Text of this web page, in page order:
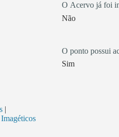
|
O Acervo já foi
Não
O ponto possui
Sim